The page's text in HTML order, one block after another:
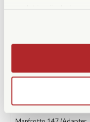
Manfrotto